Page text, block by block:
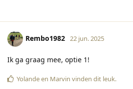
Rembo1982 22 jun. 2025
Ik ga graag mee, optie 1!
Yolandeen Marvin vinden dit leuk.